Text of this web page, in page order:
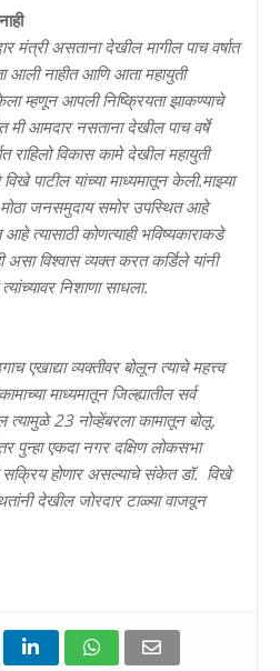
मंत्री असताना देखील मागील पाच वर्षात
आली नाहीत आणि आता महायुती
म्हणून आपली निष्क्रियता झाकण्याचे
मी आमदार नसताना देखील पाच वर्षे
राहिलो विकास कामे देखील महायुती
पाटील यांच्या माध्यमातून केली.माझ्या
जनसमुदाय समोर उपस्थित आहे
त्यासाठी कोणत्याही भविष्यकाराकडे
असा विश्वास व्यक्त करत कर्डिले यांनी
निशाणा साधला.
एखाद्या व्यक्तीवर बोलून त्याचे महत्त्व
माध्यमातून जिल्ह्यातील सर्व
त्यामुळे 23 नोव्हेंबरला कामातून बोलू.
पुन्हा एकदा नगर दक्षिण लोकसभा
सक्रिय होणार असल्याचे संकेत डॉ. विखे
देखील जोरदार टाळ्या वाजवून